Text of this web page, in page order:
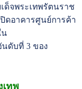
ด็จพระเทพรัตนราช
ดอาคารศูนย์การค้า
น
ดับที่ 3 ของ
เทพ